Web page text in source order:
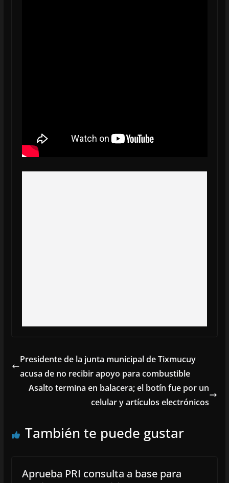
Presidente de la junta municipal de Tixmucuy
acusa de no recibir apoyo para combustible
Asalto termina en balacera; el botín fue por un
celular y artículos electrónicos
También te puede gustar
Aprueba PRI consulta a base para